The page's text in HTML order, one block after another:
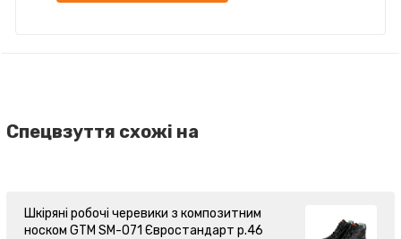
Спецвзуття схожі на
Шкіряні робочі черевики з композитним
носком GTM SM-071 Євростандарт р.46